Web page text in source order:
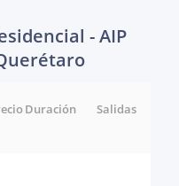
- AIP
Salidas
Duración